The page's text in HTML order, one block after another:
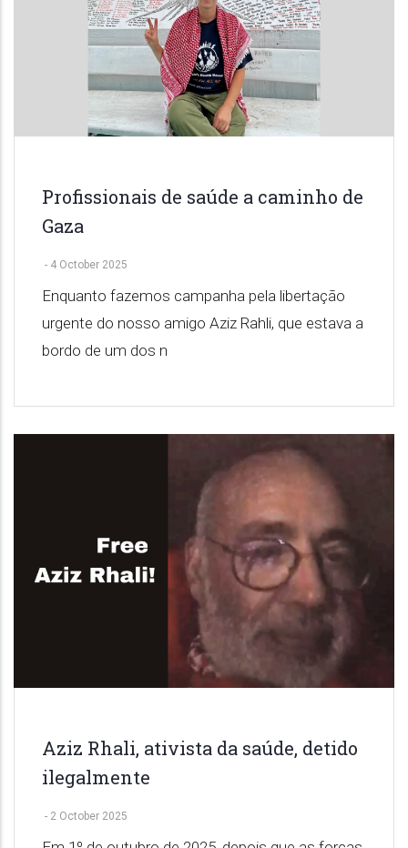
Profissionais de saúde a caminho de
Gaza
- 4 October 2025
Enquanto fazemos campanha pela libertação
urgente do nosso amigo Aziz Rahli, que estava a
bordo de um dos n
Aziz Rhali, ativista da saúde, detido
ilegalmente
- 2 October 2025